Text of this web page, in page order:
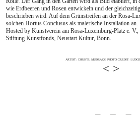
wie Erdbeeren und Rosen entwickeln und der
beschrieben wird. Auf dem Grünstreifen an der Rosa-
solchen Hortus Conclusus als malerische Installation an.
Hosted by Kunstverein am Rosa-Luxemburg-Platz e.
Stiftung Kunstfonds, Neustart Kultur, Bonn.
ARTIST: CHRISTL MUDRAK© PHOTO CREDIT:
< >